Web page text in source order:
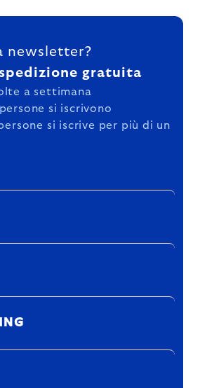
newsletter?
gratuita
a settimana
si iscrivono
si iscrive per più di un